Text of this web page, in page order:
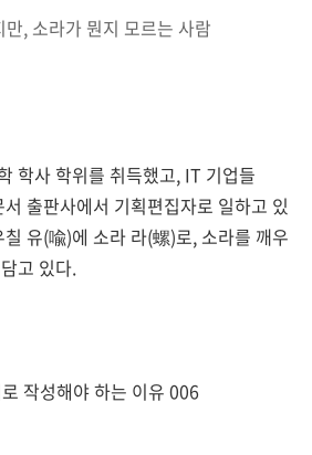
, 소라가 뭔지 모르는 사람
학사 학위를 취득했고, IT 기업들
출판사에서 기획편집자로 일하고 있
유(喩)에 소라 라(螺)로, 소라를 깨우
고 있다.
작성해야 하는 이유 006